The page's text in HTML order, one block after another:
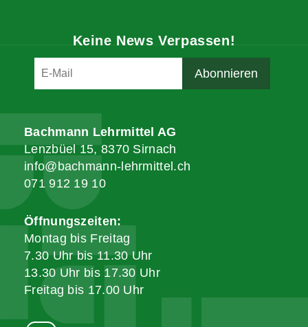
Keine News Verpassen!
Bachmann Lehrmittel AG
Lenzbüel 15, 8370 Sirnach
info@bachmann-lehrmittel.ch
071 912 19 10
Öffnungszeiten:
Montag bis Freitag
7.30 Uhr bis 11.30 Uhr
13.30 Uhr bis 17.30 Uhr
Freitag bis 17.00 Uhr